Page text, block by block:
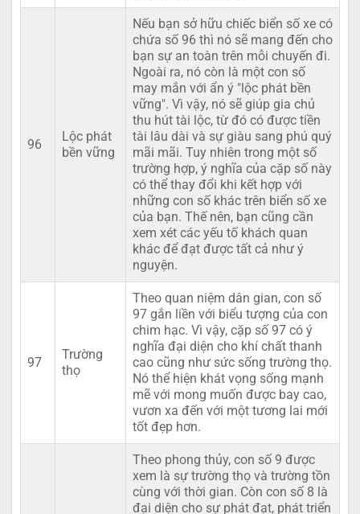
96
Lộc phát
bền vững
Nếu bạn sở hữu chiếc biển số xe có
chứa số 96 thì nó sẽ mang đến cho
bạn sự an toàn trên mỗi chuyến đi.
Ngoài ra, nó còn là một con số
may mắn với ẩn ý "lộc phát bền
vững". Vì vậy, nó sẽ giúp gia chủ
thu hút tài lộc, từ đó có được tiền
tài lâu dài và sự giàu sang phú quý
mãi mãi. Tuy nhiên trong một số
trường hợp, ý nghĩa của cặp số này
có thể thay đổi khi kết hợp với
những con số khác trên biển số xe
của bạn. Thế nên, bạn cũng cần
xem xét các yếu tố khách quan
khác để đạt được tất cả như ý
nguyện.
97
Trường
thọ
Theo quan niệm dân gian, con số
97 gắn liền với biểu tượng của con
chim hạc. Vì vậy, cặp số 97 có ý
nghĩa đại diện cho khí chất thanh
cao cũng như sức sống trường thọ.
Nó thể hiện khát vọng sống mạnh
mẽ với mong muốn được bay cao,
vươn xa đến với một tương lai mới
tốt đẹp hơn.
Theo phong thủy, con số 9 được
xem là sự trường thọ và trường tồn
cùng với thời gian. Còn con số 8 là
đại diện cho sự phát đạt, phát triển